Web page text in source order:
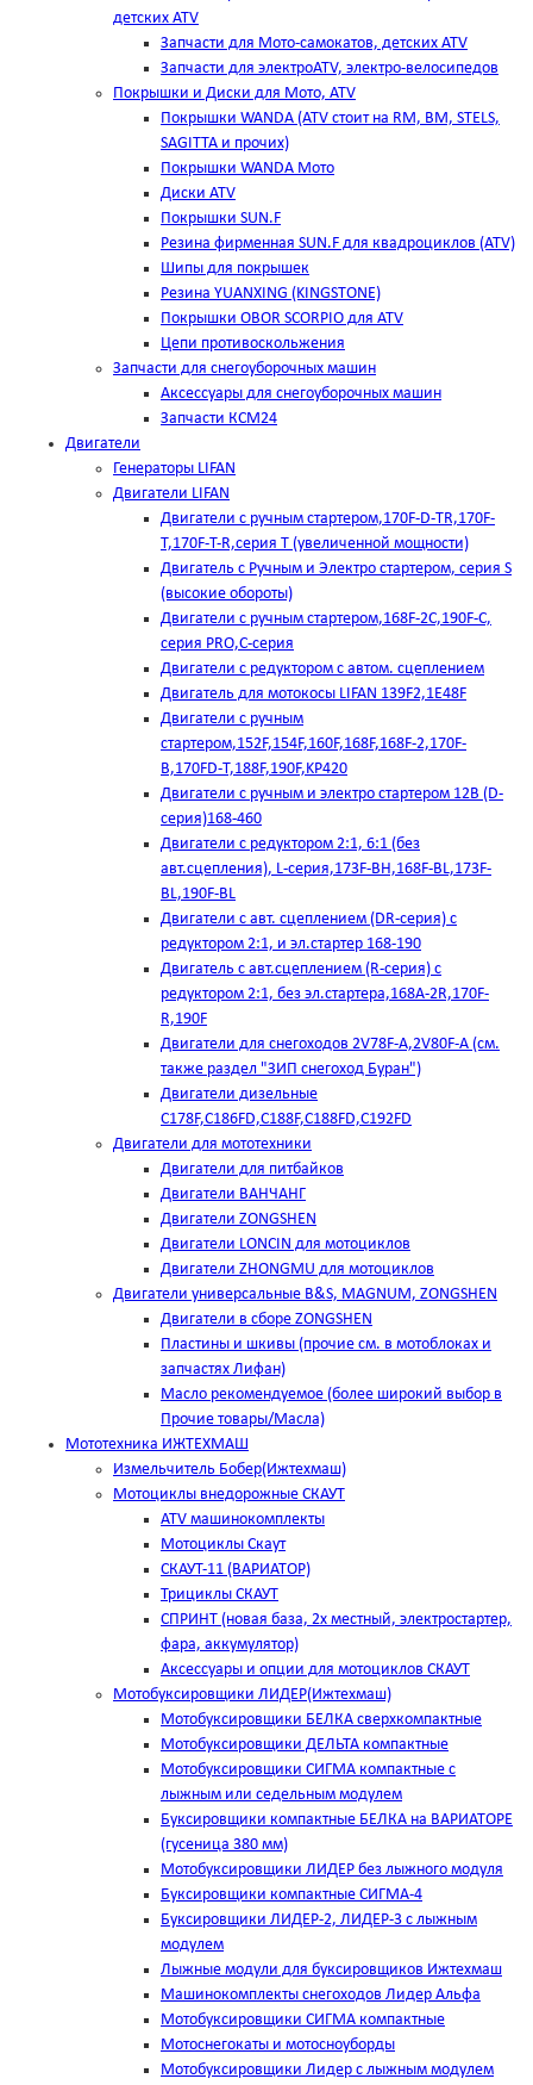
детских ATV
Запчасти для Мото-самокатов, детских ATV
Запчасти для электроATV, электро-велосипедов
Покрышки и Диски для Мото, ATV
Покрышки WANDA (АТV стоит на RM, BM, STELS,
SAGITTA и прочих)
Покрышки WANDA Мото
Диски ATV
Покрышки SUN.F
Резина фирменная SUN.F для квадроциклов (АТV)
Шипы для покрышек
Резина YUANXING (KINGSTONE)
Покрышки OBOR SCORPIO для ATV
Цепи противоскольжения
Запчасти для снегоуборочных машин
Аксессуары для снегоуборочных машин
Запчасти КСМ24
Двигатели
Генераторы LIFAN
Двигатели LIFAN
Двигатели с ручным стартером,170F-D-TR,170F-
T,170F-T-R,серия Т (увеличенной мощности)
Двигатель с Ручным и Электро стартером, серия S
(высокие обороты)
Двигатели с ручным стартером,168F-2C,190F-C,
серия PRO,C-серия
Двигатели с редуктором с автом. сцеплением
Двигатель для мотокосы LIFAN 139F2,1E48F
Двигатели с ручным
стартером,152F,154F,160F,168F,168F-2,170F-
B,170FD-T,188F,190F,KP420
Двигатели с ручным и электро стартером 12В (D-
серия)168-460
Двигатели с редуктором 2:1, 6:1 (без
авт.сцепления), L-серия,173F-BH,168F-BL,173F-
BL,190F-BL
Двигатели с авт. сцеплением (DR-серия) с
редуктором 2:1, и эл.стартер 168-190
Двигатель с авт.сцеплением (R-серия) с
редуктором 2:1, без эл.стартера,168А-2R,170F-
R,190F
Двигатели для снегоходов 2V78F-A,2V80F-A (см.
также раздел "ЗИП снегоход Буран")
Двигатели дизельные
C178F,С186FD,C188F,C188FD,C192FD
Двигатели для мототехники
Двигатели для питбайков
Двигатели ВАНЧАНГ
Двигатели ZONGSHEN
Двигатели LONCIN для мотоциклов
Двигатели ZHONGMU для мотоциклов
Двигатели универсальные B&S, MAGNUM, ZONGSHEN
Двигатели в сборе ZONGSHEN
Пластины и шкивы (прочие см. в мотоблоках и
запчастях Лифан)
Масло рекомендуемое (более широкий выбор в
Прочие товары/Масла)
Мототехника ИЖТЕХМАШ
Измельчитель Бобер(Ижтехмаш)
Мотоциклы внедорожные СКАУТ
ATV машинокомплекты
Мотоциклы Скаут
СКАУТ-11 (ВАРИАТОР)
Трициклы СКАУТ
СПРИНТ (новая база, 2х местный, электростартер,
фара, аккумулятор)
Аксессуары и опции для мотоциклов СКАУТ
Мотобуксировщики ЛИДЕР(Ижтехмаш)
Мотобуксировщики БЕЛКА сверхкомпактные
Мотобуксировщики ДЕЛЬТА компактные
Мотобуксировщики СИГМА компактные с
лыжным или седельным модулем
Буксировщики компактные БЕЛКА на ВАРИАТОРЕ
(гусеница 380 мм)
Мотобуксировщики ЛИДЕР без лыжного модуля
Буксировщики компактные СИГМА-4
Буксировщики ЛИДЕР-2, ЛИДЕР-3 c лыжным
модулем
Лыжные модули для буксировщиков Ижтехмаш
Машинокомплекты снегоходов Лидер Альфа
Мотобуксировщики СИГМА компактные
Мотоснегокаты и мотосноуборды
Мотобуксировщики Лидер с лыжным модулем